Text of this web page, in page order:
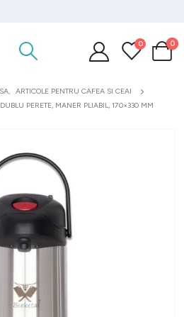
0 0
,
ARTICOLE PENTRU CAFEA SI CEAI
PERETE, MANER PLIABIL, 170×330 MM